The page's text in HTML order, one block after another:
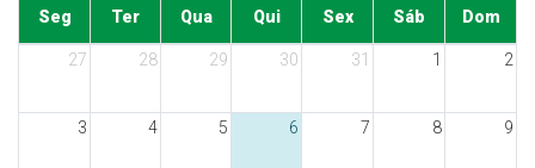
Seg Ter Qua Qui Sex Sáb Dom
27 28 29 30 31 1 2
3 4 5 6 7 8 9